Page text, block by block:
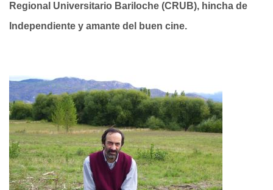
Regional Universitario Bariloche (CRUB), hincha de
Independiente y amante del buen cine.